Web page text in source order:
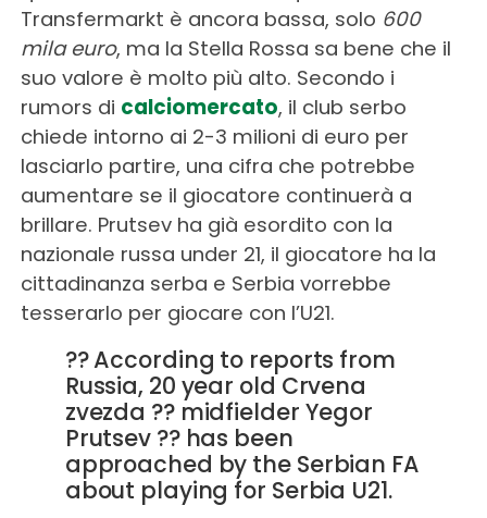
Transfermarkt è ancora bassa, solo 600
mila euro, ma la Stella Rossa sa bene che il
suo valore è molto più alto. Secondo i
rumors di calciomercato, il club serbo
chiede intorno ai 2-3 milioni di euro per
lasciarlo partire, una cifra che potrebbe
aumentare se il giocatore continuerà a
brillare. Prutsev ha già esordito con la
nazionale russa under 21, il giocatore ha la
cittadinanza serba e Serbia vorrebbe
tesserarlo per giocare con l’U21.
?? According to reports from
Russia, 20 year old Crvena
zvezda ?? midfielder Yegor
Prutsev ?? has been
approached by the Serbian FA
about playing for Serbia U21.